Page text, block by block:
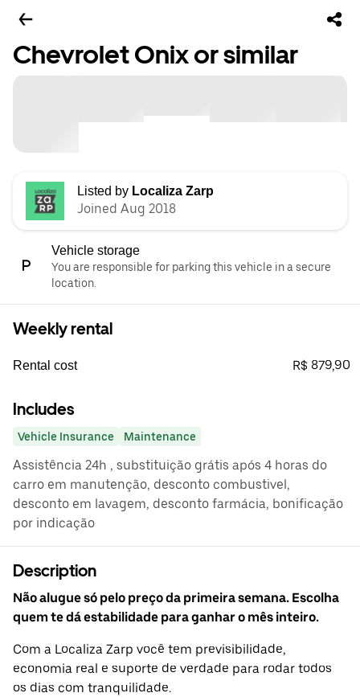
Chevrolet Onix or similar
Listed by Localiza Zarp
Joined Aug 2018
Vehicle storage
You are responsible for parking this vehicle in a secure
location.
Weekly rental
Rental cost R$ 879,90
Includes
Vehicle Insurance Maintenance
Assistência 24h , substituição grátis após 4 horas do
carro em manutenção, desconto combustivel,
desconto em lavagem, desconto farmácia, bonificação
por indicação
Description
Não alugue só pelo preço da primeira semana. Escolha
quem te dá estabilidade para ganhar o mês inteiro.
Com a Localiza Zarp você tem previsibilidade,
economia real e suporte de verdade para rodar todos
os dias com tranquilidade.